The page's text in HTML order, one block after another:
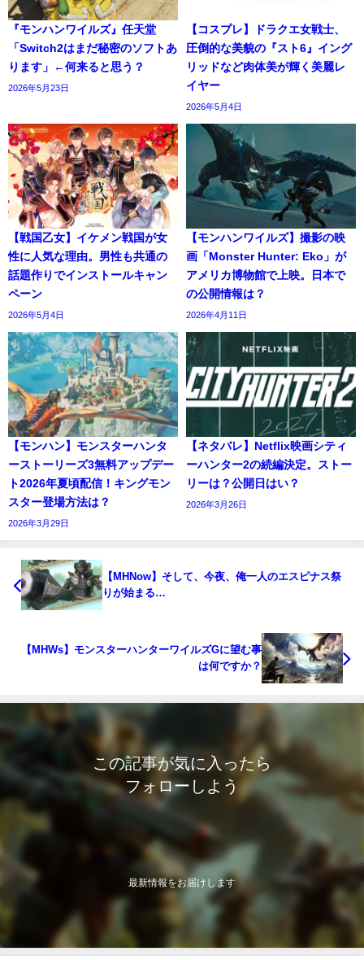
『モンハンワイルズ』任天堂
「Switch2はまだ秘密のソフトあ
ります」←何来ると思う？
2026年5月23日
【コスプレ】ドラクエ女戦士、
圧倒的な美貌の『スト6』イング
リッドなど肉体美が輝く美麗レ
イヤー
2026年5月4日
【戦国乙女】イケメン戦国が女
性に人気な理由。男性も共通の
話題作りでインストールキャン
ペーン
2026年5月4日
【モンハンワイルズ】撮影の映
画「Monster Hunter: Eko」が
アメリカ博物館で上映。日本で
の公開情報は？
2026年4月11日
【モンハン】モンスターハンタ
ーストーリーズ3無料アップデー
ト2026年夏頃配信！キングモン
スター登場方法は？
2026年3月29日
【ネタバレ】Netflix映画シティ
ーハンター2の続編決定。ストー
リーは？公開日はい？
2026年3月26日
【MHNow】そして、今夜、俺一人のエスピナス祭
りが始まる…
【MHWs】モンスターハンターワイルズGに望む事
は何ですか？
この記事が気に入ったら
フォローしよう
最新情報をお届けします